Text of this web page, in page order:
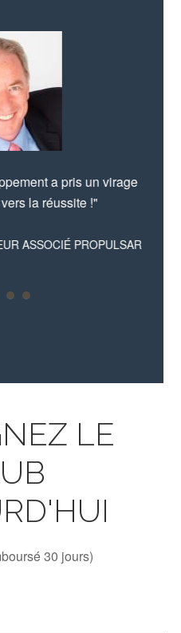
a pris un virage
la réussite !"
ASSOCIÉ PROPULSAR
LE
30 jours)